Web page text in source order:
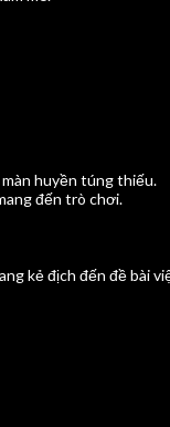
huyền túng thiếu.
đến trò chơi.
kẻ địch đến đề bài